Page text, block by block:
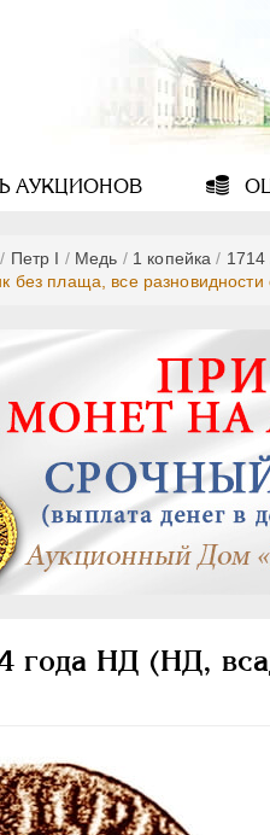
АУКЦИОНОВ
/ Пeтр I / Медь / 1 копейка / 1714
без плаща, все разновидности
года НД (НД,